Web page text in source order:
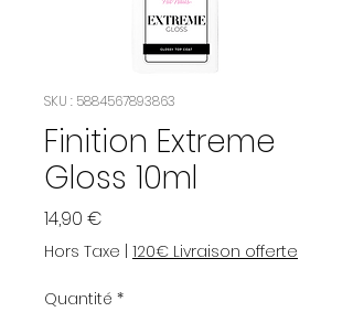
SKU : 5884567893863
Finition Extreme
Gloss 10ml
14,90 €
Hors Taxe 120€ Livraison offerte
Quantité *